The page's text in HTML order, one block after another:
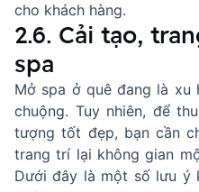
cho khách hàng.
2.6. Cải tạo,
spa
Mở spa ở quê đang là xu
chuộng. Tuy nhiên, để
tượng tốt đẹp, bạn cần
trang trí lại không gian
Dưới đây là một số lưu